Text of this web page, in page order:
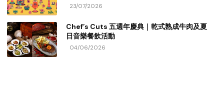
23/07/2026
Chef’s Cuts 五週年慶典｜乾式熟成牛肉及夏
日音樂餐飲活動
04/06/2026